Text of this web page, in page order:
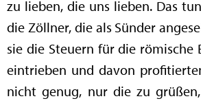
zu lieben, die uns lieben. Das
die Zöllner, die als Sünder
sie die Steuern für die römische
eintrieben und davon
nicht genug, nur die zu